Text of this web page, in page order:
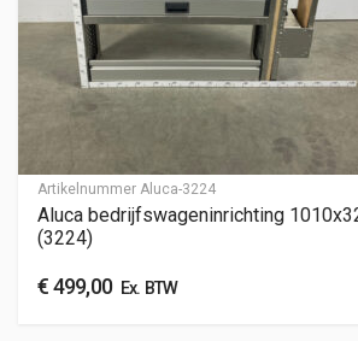
Artikelnummer Aluca-3224
Aluca bedrijfswageninrichting
(3224)
€499,00Ex. BTW